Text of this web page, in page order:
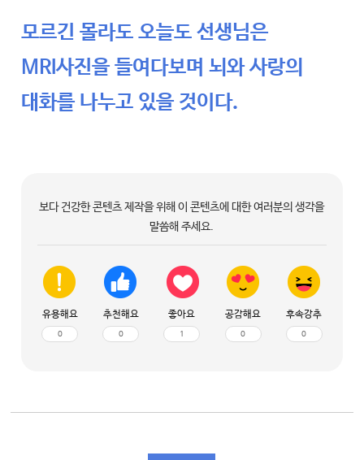
모르긴 몰라도 오늘도 선생님은
MRI사진을 들여다보며 뇌와 사랑의
대화를 나누고 있을 것이다.
보다 건강한 콘텐츠 제작을 위해 이 콘텐츠에 대한 여러분의 생각을
말씀해 주세요.
유용해요
0
추천해요
0
좋아요
1
공감해요
0
후속강추
0